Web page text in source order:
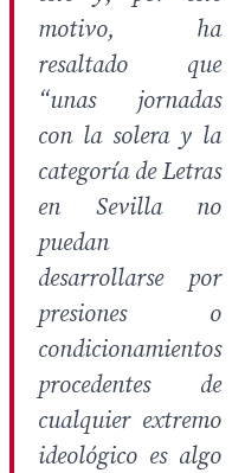
motivo, ha
resaltado que
“unas jornadas
con la solera y la
categoría de Letras
en Sevilla no
puedan
desarrollarse por
presiones o
condicionamientos
procedentes de
cualquier extremo
ideológico es algo